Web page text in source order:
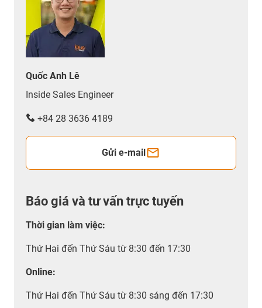
Quốc Anh Lê
Inside Sales Engineer
+84 28 3636 4189
Gửi e-mail
Báo giá và tư vấn trực tuyến
Thời gian làm việc:
Thứ Hai đến Thứ Sáu từ 8:30 đến 17:30
Online:
Thứ Hai đến Thứ Sáu từ 8:30 sáng đến 17:30